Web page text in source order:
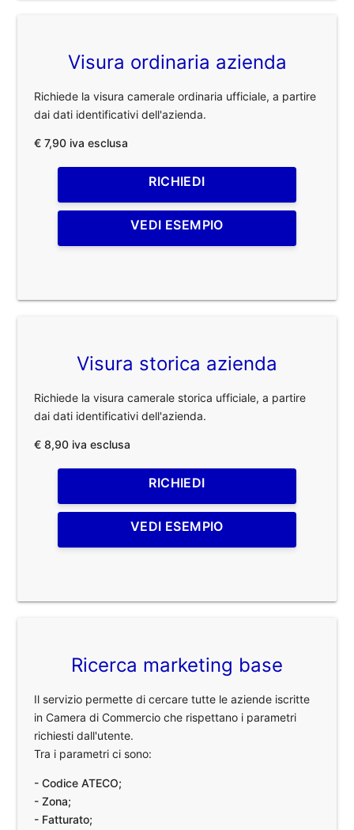
Visura ordinaria azienda
Richiede la visura camerale ordinaria ufficiale, a partire
dai dati identificativi dell'azienda.
€ 7,90 iva esclusa
RICHIEDI
VEDI ESEMPIO
Visura storica azienda
Richiede la visura camerale storica ufficiale, a partire
dai dati identificativi dell'azienda.
€ 8,90 iva esclusa
RICHIEDI
VEDI ESEMPIO
Ricerca marketing base
Il servizio permette di cercare tutte le aziende iscritte
in Camera di Commercio che rispettano i parametri
richiesti dall'utente.
Tra i parametri ci sono:
- Codice ATECO;
- Zona;
- Fatturato;